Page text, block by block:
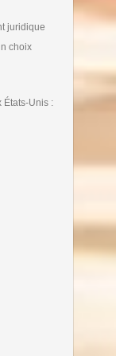
juridique
choix
États-Unis :